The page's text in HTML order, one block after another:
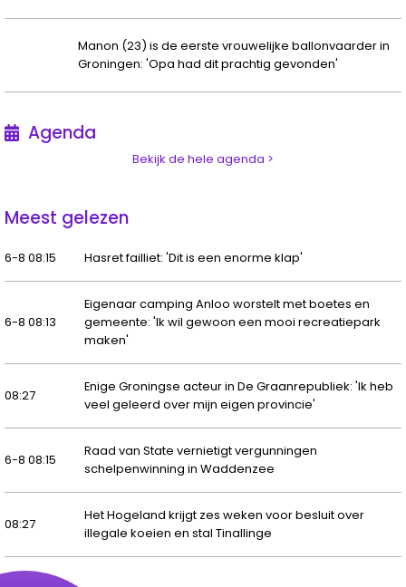
Manon (23) is de eerste vrouwelijke ballonvaarder in
Groningen: 'Opa had dit prachtig gevonden'
Agenda
Bekijk de hele agenda >
Meest gelezen
6-8 08:15 Hasret failliet: 'Dit is een enorme klap'
6-8 08:13
Eigenaar camping Anloo worstelt met boetes en
gemeente: 'Ik wil gewoon een mooi recreatiepark
maken'
08:27
Enige Groningse acteur in De Graanrepubliek: 'Ik heb
veel geleerd over mijn eigen provincie'
6-8 08:15
Raad van State vernietigt vergunningen
schelpenwinning in Waddenzee
08:27
Het Hogeland krijgt zes weken voor besluit over
illegale koeien en stal Tinallinge